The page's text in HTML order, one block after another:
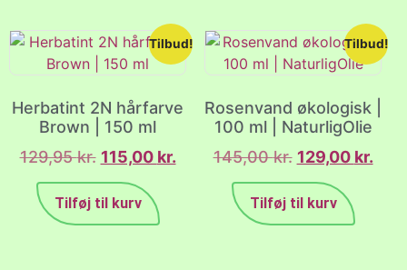
Tilbud!
Herbatint 2N hårfarve
Brown | 150 ml
129,95kr. 115,00 kr.
Tilføj til kurv
Tilbud!
Rosenvand økologisk |
100 ml | NaturligOlie
145,00kr. 129,00 kr.
Tilføj til kurv